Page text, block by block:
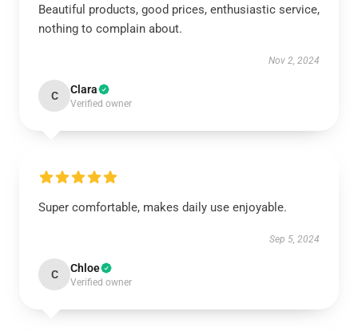
Beautiful products, good prices, enthusiastic service,
nothing to complain about.
Nov 2, 2024
C Clara
Verified owner
Super comfortable, makes daily use enjoyable.
Sep 5, 2024
C Chloe
Verified owner